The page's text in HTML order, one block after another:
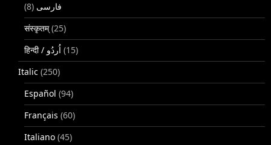
فارسی (8)
संस्कृतम्(25)
(15)
Italic (250)
Español (94)
Français (60)
Italiano (45)